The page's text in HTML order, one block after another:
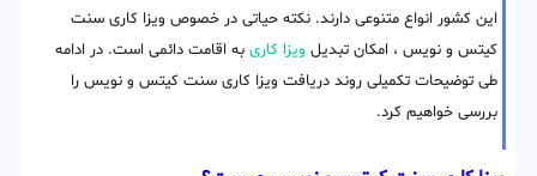
این کشور انواع متنوعی دارند. نکته حیاتی در خصوص ویزا کاری سنت
کیتس و نویس ، امکان تبدیل ویزا کاری به اقامت دائمی است. در ادامه
طی توضیحات تکمیلی روند دریافت ویزا کاری سنت کیتس و نویس را
بررسی خواهیم کرد.